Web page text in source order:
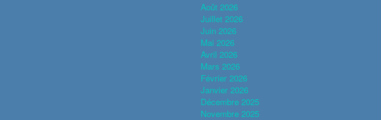
Août 2026
Juillet 2026
Juin 2026
Mai 2026
Avril 2026
Mars 2026
Février 2026
Janvier 2026
Décembre 2025
Novembre 2025